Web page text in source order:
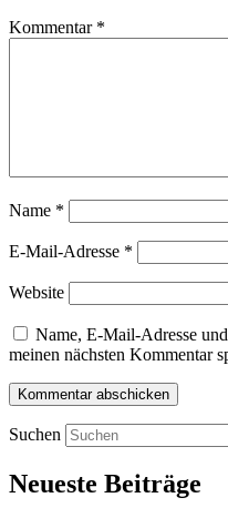
Kommentar *
Name *
E-Mail-Adresse *
Website
Name, E-Mail-Adresse
meinen nächsten Kommentar
Suchen
Neueste Beiträge